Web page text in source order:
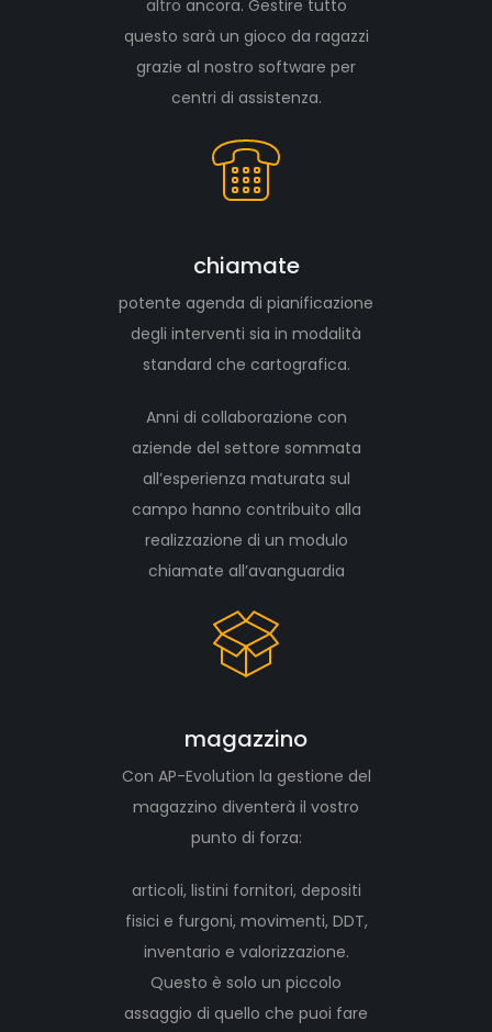
altro ancora. Gestire tutto
questo sarà un gioco da ragazzi
grazie al nostro software per
centri di assistenza.
chiamate
potente agenda di pianificazione
degli interventi sia in modalità
standard che cartografica.
Anni di collaborazione con
aziende del settore sommata
all’esperienza maturata sul
campo hanno contribuito alla
realizzazione di un modulo
chiamate all’avanguardia
magazzino
Con AP-Evolution la gestione del
magazzino diventerà il vostro
punto di forza:
articoli, listini fornitori, depositi
fisici e furgoni, movimenti, DDT,
inventario e valorizzazione.
Questo è solo un piccolo
assaggio di quello che puoi fare